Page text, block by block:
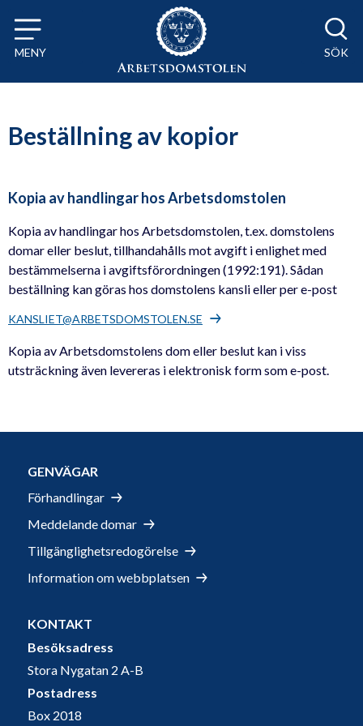
Till innehåll på sidan x
MENY SÖK
Beställning av kopior
Kopia av handlingar hos Arbetsdomstolen
Kopia av handlingar hos Arbetsdomstolen, t.ex. domstolens
domar eller beslut, tillhandahålls mot avgift i enlighet med
bestämmelserna i avgiftsförordningen (1992:191). Sådan
beställning kan göras hos domstolens kansli eller per e-post
KANSLIET@ARBETSDOMSTOLEN.SE
Kopia av Arbetsdomstolens dom eller beslut kan i viss
utsträckning även levereras i elektronisk form som e-post.
GENVÄGAR
Förhandlingar
Meddelande domar
Tillgänglighetsredogörelse
Information om webbplatsen
KONTAKT
Besöksadress
Stora Nygatan 2 A-B
Postadress
Box 2018